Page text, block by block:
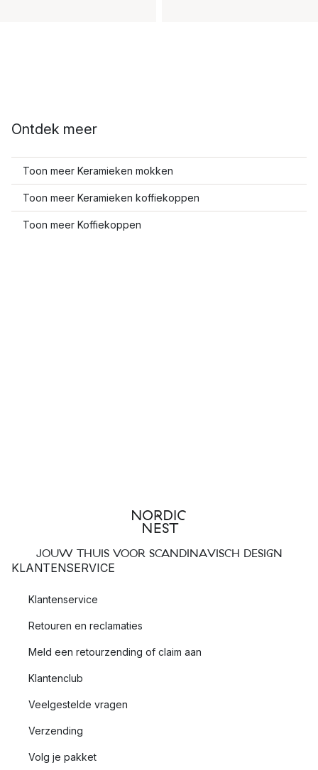
Ontdek meer
Toon meer Keramieken mokken
Toon meer Keramieken koffiekoppen
Toon meer Koffiekoppen
JOUW THUIS VOOR SCANDINAVISCH DESIGN
KLANTENSERVICE
Klantenservice
Retouren en reclamaties
Meld een retourzending of claim aan
Klantenclub
Veelgestelde vragen
Verzending
Volg je pakket